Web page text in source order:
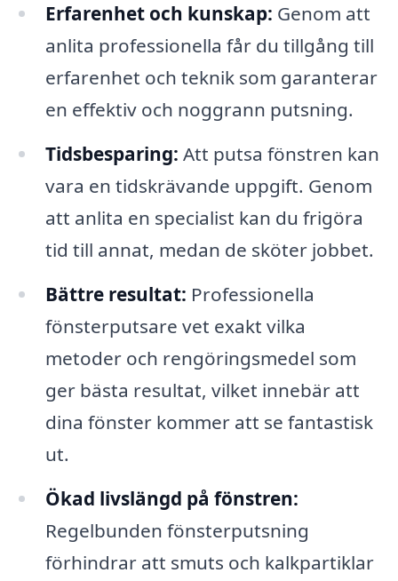
Erfarenhet och kunskap: Genom att
anlita professionella får du tillgång till
erfarenhet och teknik som garanterar
en effektiv och noggrann putsning.
Tidsbesparing: Att putsa fönstren kan
vara en tidskrävande uppgift. Genom
att anlita en specialist kan du frigöra
tid till annat, medan de sköter jobbet.
Bättre resultat: Professionella
fönsterputsare vet exakt vilka
metoder och rengöringsmedel som
ger bästa resultat, vilket innebär att
dina fönster kommer att se fantastisk
ut.
Ökad livslängd på fönstren:
Regelbunden fönsterputsning
förhindrar att smuts och kalkpartiklar